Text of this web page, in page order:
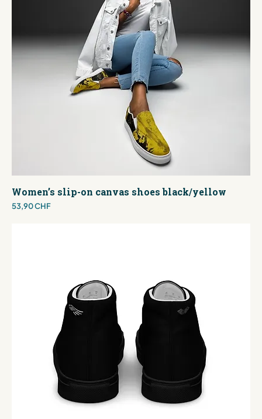
Women’s slip-on canvas shoes black/yellow
Preis
53,90 CHF